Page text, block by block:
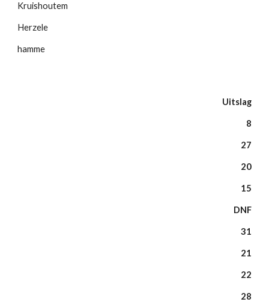
Kruishoutem
Herzele
hamme
Uitslag
8
27
20
15
DNF
31
21
22
28